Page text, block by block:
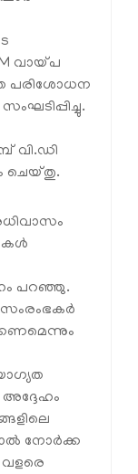
വായ്പ
പരിശോധന
വി.ഡി
ചെയ്തു.
പറഞ്ഞു.
സംരംഭകര്‍
നോര്‍ക്ക